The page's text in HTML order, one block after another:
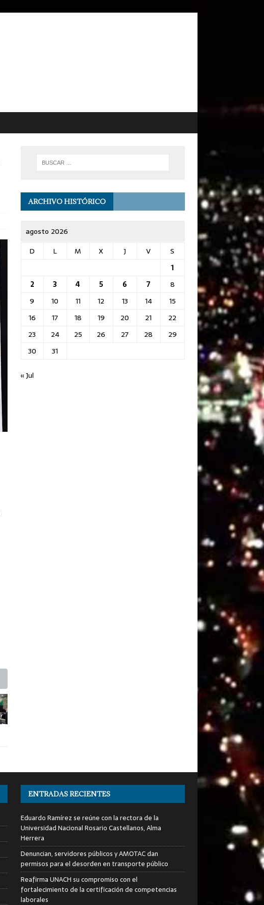
ARCHIVO HISTÓRICO
agosto 2026
D
L M X J V
S
1
2
3 4 5 6 7
8
9
10 11 12 13 14
15
16
17 18 19 20 21
22
23
24 25 26 27 28
29
30
31
« Jul
ENTRADAS RECIENTES
Eduardo Ramírez se reúne con la rectora de la
Universidad Nacional Rosario Castellanos, Alma
Herrera
Denuncian, servidores públicos y AMOTAC dan
permisos para el desorden en transporte público
Reafirma UNACH su compromiso con el
fortalecimiento de la certificación de competencias
laborales